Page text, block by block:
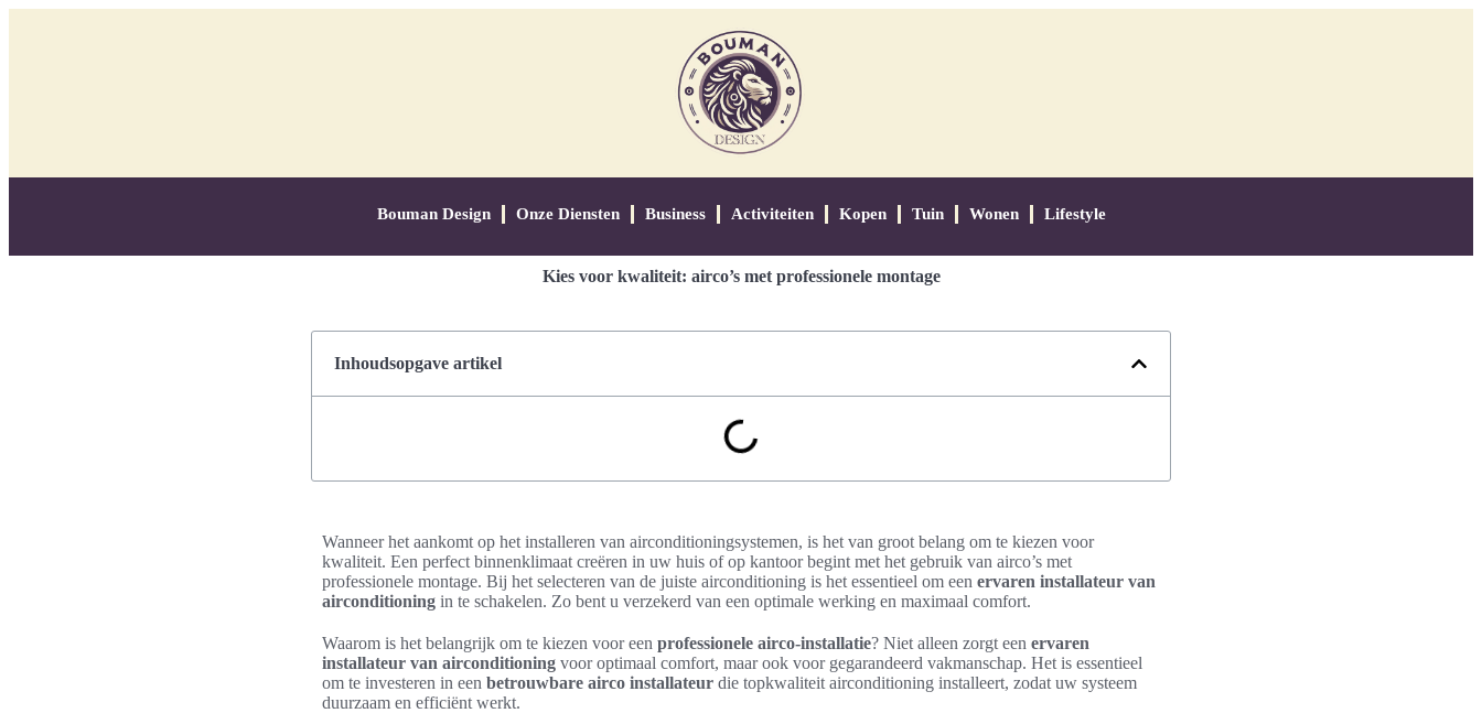
Bouman Design Onze Diensten Business Activiteiten Kopen Tuin Wonen Lifestyle
Kies voor kwaliteit: airco’s met professionele montage
Inhoudsopgave artikel
Wanneer het aankomt op het installeren van airconditioningsystemen, is het van groot belang om te kiezen voor
kwaliteit. Een perfect binnenklimaat creëren in uw huis of op kantoor begint met het gebruik van airco’s met
professionele montage. Bij het selecteren van de juiste airconditioning is het essentieel om een ervaren installateur van
airconditioning in te schakelen. Zo bent u verzekerd van een optimale werking en maximaal comfort.
Waarom is het belangrijk om te kiezen voor een professionele airco-installatie? Niet alleen zorgt een ervaren
installateur van airconditioning voor optimaal comfort, maar ook voor gegarandeerd vakmanschap. Het is essentieel
om te investeren in een betrouwbare airco installateur die topkwaliteit airconditioning installeert, zodat uw systeem
duurzaam en efficiënt werkt.